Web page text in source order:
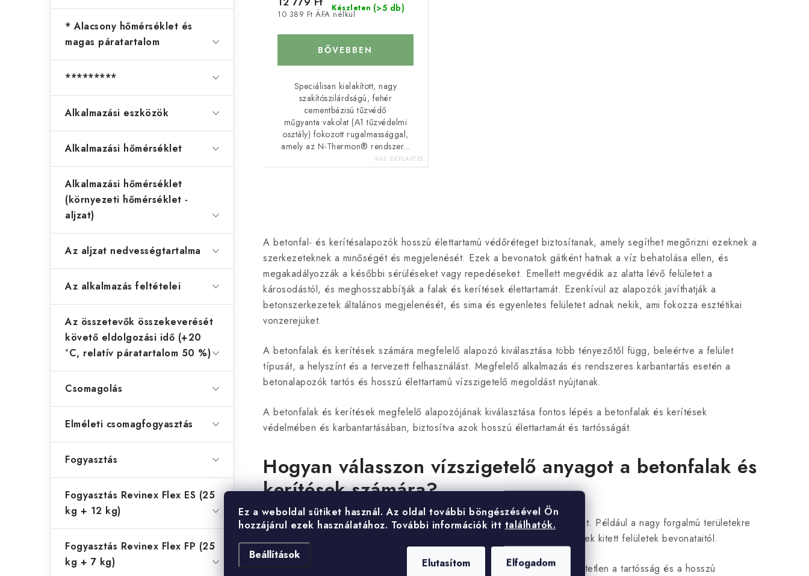
Ez a weboldal sütiket használ. Az oldal további böngészésével Ön
hozzájárul ezek használatához. További információk itt találhatók.
Beállítások
Elutasítom Elfogadom
* Alacsony hőmérséklet és
magas páratartalom
*********
Alkalmazási eszközök
Alkalmazási hőmérséklet
Alkalmazási hőmérséklet
(környezeti hőmérséklet -
aljzat)
Az aljzat nedvességtartalma
Az alkalmazás feltételei
Az összetevők összekeverését
követő eldolgozási idő (+20
°C, relatív páratartalom 50 %)
Csomagolás
Elméleti csomagfogyasztás
Fogyasztás
Fogyasztás Revinex Flex ES (25
kg + 12 kg)
Fogyasztás Revinex Flex FP (25
kg + 7 kg)
d
e
z
é
s
e
Készleten (>5 db)
10 389 Ft ÁFA nélkül
BŐVEBBEN
Speciálisan kialakított, nagy
szakítószilárdságú, fehér
cementbázisú tűzvédő
műgyanta vakolat (Α1 tűzvédelmi
osztály) fokozott rugalmassággal,
amely az N-Thermon® rendszer...
Kód: DEPLAST25
i
s
t
a
i
á
n
y
í
t
á
s
e
l
e
m
A betonfal- és kerítésalapozók hosszú élettartamú védőréteget biztosítanak, amely segíthet megőrizni ezeknek a
szerkezeteknek a minőségét és megjelenését. Ezek a bevonatok gátként hatnak a víz behatolása ellen, és
megakadályozzák a későbbi sérüléseket vagy repedéseket. Emellett megvédik az alatta lévő felületet a
károsodástól, és meghosszabbítják a falak és kerítések élettartamát. Ezenkívül az alapozók javíthatják a
betonszerkezetek általános megjelenését, és sima és egyenletes felületet adnak nekik, ami fokozza esztétikai
vonzerejüket.
A betonfalak és kerítések számára megfelelő alapozó kiválasztása több tényezőtől függ, beleértve a felület
típusát, a helyszínt és a tervezett felhasználást. Megfelelő alkalmazás és rendszeres karbantartás esetén a
betonalapozók tartós és hosszú élettartamú vízszigetelő megoldást nyújtanak.
A betonfalak és kerítések megfelelő alapozójának kiválasztása fontos lépés a betonfalak és kerítések
védelmében és karbantartásában, biztosítva azok hosszú élettartamát és tartósságát.
Hogyan válasszon vízszigetelő anyagot a betonfalak és
kerítések számára?
Vegye figyelembe a felület típusát, a helyszínt és a tervezett felhasználást. Például a nagy forgalmú területekre
alkalmas bevonatok különbözhetnek a szélsőséges időjárási körülményeknek kitett felületek bevonataitól.
A bevonat megfelelő alkalmazása és rendszeres karbantartása elengedhetetlen a tartósság és a hosszú